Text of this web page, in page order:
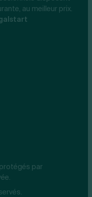
au meilleur prix.
par